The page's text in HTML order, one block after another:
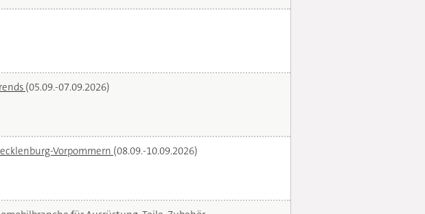
(05.09.-07.09.2026)
Vorpommern (08.09.-10.09.2026)